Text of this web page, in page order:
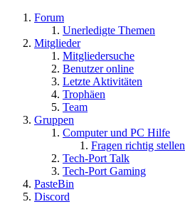
Forum
Unerledigte Themen
Mitglieder
Mitgliedersuche
Benutzer online
Letzte Aktivitäten
Trophäen
Team
Gruppen
Computer und PC Hilfe
Fragen richtig stellen
Tech-Port Talk
Tech-Port Gaming
PasteBin
Discord